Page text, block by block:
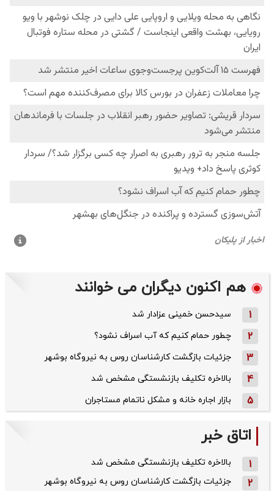
هم اکنون دیگران می خوانند
1 سیدحسن خمینی عزادار شد
2 چطور حمام کنیم که آب اسراف نشود؟
3 جزئیات بازگشت کارشناسان روس به نیروگاه بوشهر
4 بالاخره تکلیف بازنشستگی مشخص شد
5 بازار اجاره خانه و مشکل ناتمام مستاجران
اتاق خبر
1 بالاخره تکلیف بازنشستگی مشخص شد
2 جزئیات بازگشت کارشناسان روس به نیروگاه بوشهر